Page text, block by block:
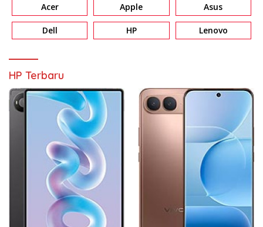
Acer Apple Asus
Dell HP Lenovo
HP Terbaru